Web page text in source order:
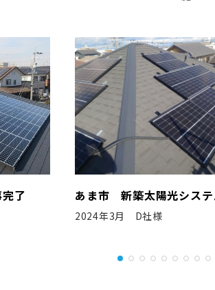
事完了 あま市 新築太陽光シ
2021年1月 F社様